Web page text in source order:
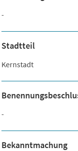
-
Stadtteil
Kernstadt
-
Bekanntmachung